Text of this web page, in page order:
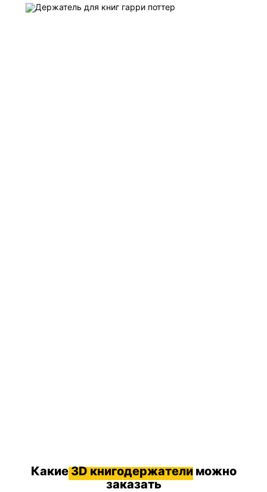
Какие3D книгодержателиможно
заказать